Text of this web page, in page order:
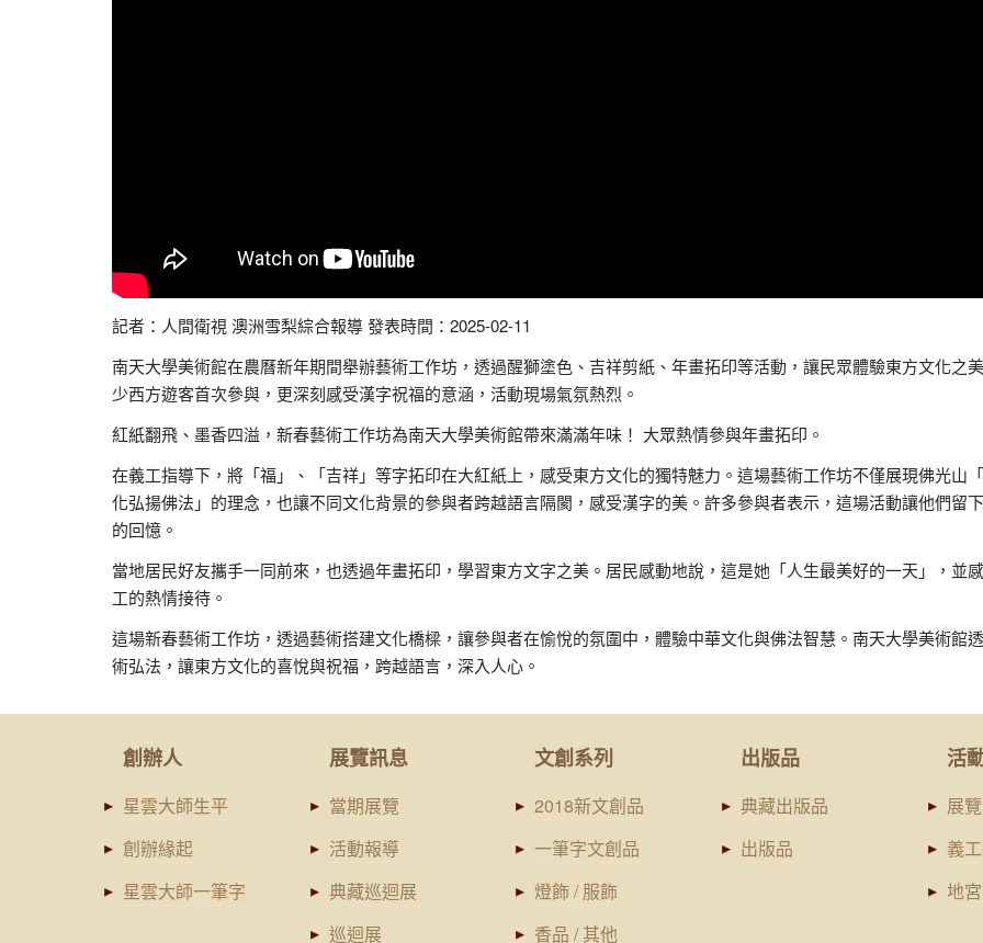
記者：人間衛視 澳洲雪梨綜合報導 發表時間：2025-02-11
南天大學美術館在農曆新年期間舉辦藝術工作坊，透過醒獅塗色、吉祥剪紙、年畫拓印等活動，讓民眾體驗東方文化之
少西方遊客首次參與，更深刻感受漢字祝福的意涵，活動現場氣氛熱烈。
紅紙翻飛、墨香四溢，新春藝術工作坊為南天大學美術館帶來滿滿年味！ 大眾熱情參與年畫拓印。
在義工指導下，將「福」、「吉祥」等字拓印在大紅紙上，感受東方文化的獨特魅力。這場藝術工作坊不僅展現佛光山
化弘揚佛法」的理念，也讓不同文化背景的參與者跨越語言隔閡，感受漢字的美。許多參與者表示，這場活動讓他們留
的回憶。
當地居民好友攜手一同前來，也透過年畫拓印，學習東方文字之美。居民感動地說，這是她「人生最美好的一天」，並
工的熱情接待。
這場新春藝術工作坊，透過藝術搭建文化橋樑，讓參與者在愉悅的氛圍中，體驗中華文化與佛法智慧。南天大學美術館
術弘法，讓東方文化的喜悅與祝福，跨越語言，深入人心。
創辦人
星雲大師生平
創辦緣起
星雲大師一筆字
展覽訊息
當期展覽
活動報導
典藏巡迴展
巡迴展
文創系列
2018新文創品
一筆字文創品
燈飾 / 服飾
香品 / 其他
出版品
典藏出版品
出版品
活
展
義
地